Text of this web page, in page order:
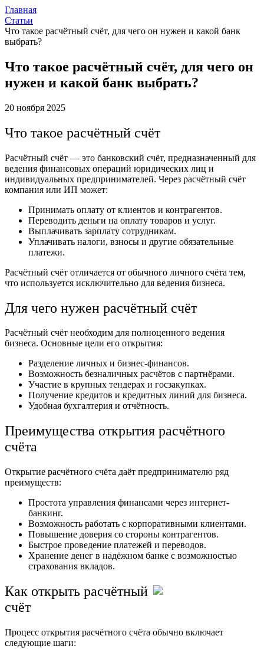
Главная
Статьи
Что такое расчётный счёт, для чего он нужен и какой банк
выбрать?
Что такое расчётный счёт, для чего он
нужен и какой банк выбрать?
20 ноября 2025
Что такое расчётный счёт
Расчётный счёт — это банковский счёт, предназначенный для
ведения финансовых операций юридических лиц и
индивидуальных предпринимателей. Через расчётный счёт
компания или ИП может:
Принимать оплату от клиентов и контрагентов.
Переводить деньги на оплату товаров и услуг.
Выплачивать зарплату сотрудникам.
Уплачивать налоги, взносы и другие обязательные
платежи.
Расчётный счёт отличается от обычного личного счёта тем,
что используется исключительно для ведения бизнеса.
Для чего нужен расчётный счёт
Расчётный счёт необходим для полноценного ведения
бизнеса. Основные цели его открытия:
Разделение личных и бизнес-финансов.
Возможность безналичных расчётов с партнёрами.
Участие в крупных тендерах и госзакупках.
Получение кредитов и кредитных линий для бизнеса.
Удобная бухгалтерия и отчётность.
Преимущества открытия расчётного
счёта
Открытие расчётного счёта даёт предпринимателю ряд
преимуществ:
Простота управления финансами через интернет-
банкинг.
Возможность работать с корпоративными клиентами.
Повышение доверия со стороны контрагентов.
Быстрое проведение платежей и переводов.
Хранение денег в надёжном банке с возможностью
страхования вкладов.
Как открыть расчётный
счёт
Процесс открытия расчётного счёта обычно включает
следующие шаги: